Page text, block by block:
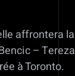
affrontera
–
à Toronto.